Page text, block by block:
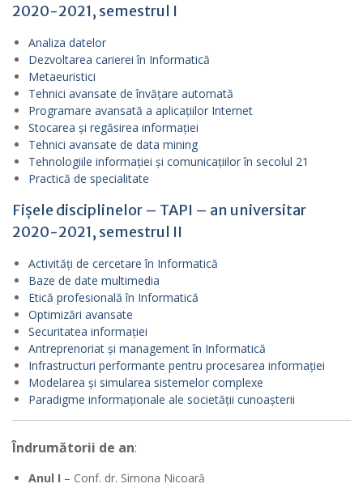
2020-2021, semestrul I
Analiza datelor
Dezvoltarea carierei în Informatică
Metaeuristici
Tehnici avansate de învățare automată
Programare avansată a aplicațiilor Internet
Stocarea și regăsirea informației
Tehnici avansate de data mining
Tehnologiile informației și comunicațiilor în secolul 21
Practică de specialitate
Fișele disciplinelor – TAPI – an universitar
2020-2021, semestrul II
Activități de cercetare în Informatică
Baze de date multimedia
Etică profesională în Informatică
Optimizări avansate
Securitatea informației
Antreprenoriat și management în Informatică
Infrastructuri performante pentru procesarea informației
Modelarea și simularea sistemelor complexe
Paradigme informaționale ale societății cunoașterii
Îndrumătorii de an:
Anul I – Conf. dr. Simona Nicoară